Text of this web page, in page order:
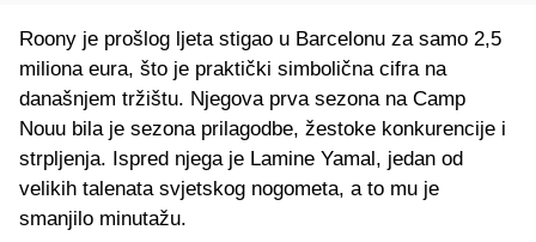
Roony je prošlog ljeta stigao u Barcelonu za samo 2,5
miliona eura, što je praktički simbolična cifra na
današnjem tržištu. Njegova prva sezona na Camp
Nouu bila je sezona prilagodbe, žestoke konkurencije i
strpljenja. Ispred njega je Lamine Yamal, jedan od
velikih talenata svjetskog nogometa, a to mu je
smanjilo minutažu.